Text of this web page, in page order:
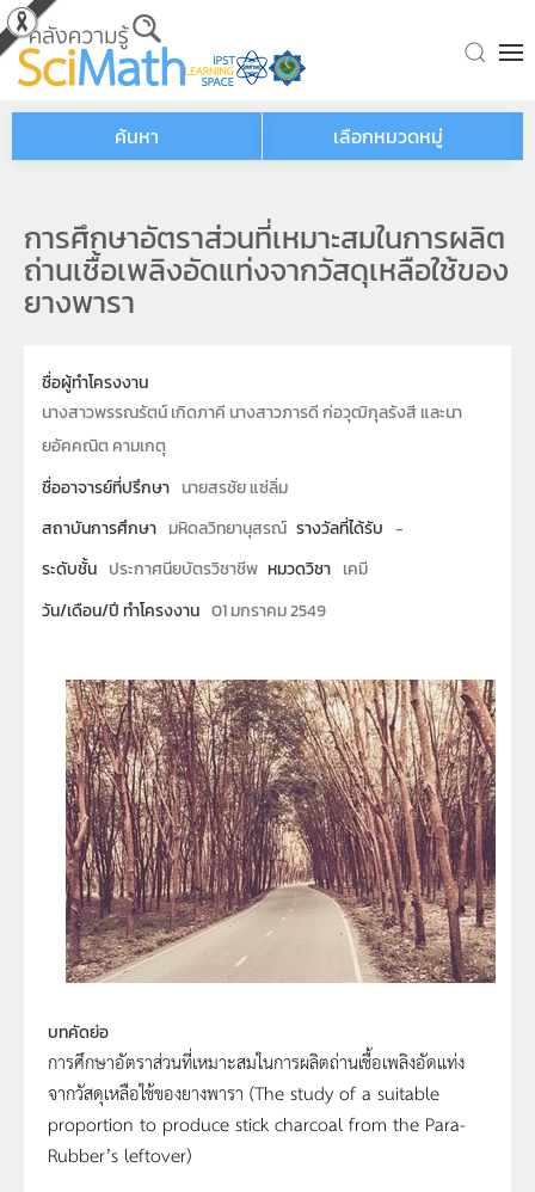
Skip to main content
ค้นหา เลือกหมวดหมู่
การศึกษาอัตราส่วนที่เหมาะสมในการผลิต
ถ่านเชื้อเพลิงอัดแท่งจากวัสดุเหลือใช้ของ
ยางพารา
ชื่อผู้ทำโครงงาน
นางสาวพรรณรัตน์ เกิดภาคี นางสาวภารดี ก่อวุฒิกุลรังสี และนา
ยอัคคณิต คามเกตุ
ชื่ออาจารย์ที่ปรึกษา นายสรชัย แซ่ลิ่ม
สถาบันการศึกษา มหิดลวิทยานุสรณ์ รางวัลที่ได้รับ -
ระดับชั้น ประกาศนียบัตรวิชาชีพ หมวดวิชา เคมี
วัน/เดือน/ปี ทำโครงงาน 01 มกราคม 2549
บทคัดย่อ
การศึกษาอัตราส่วนที่เหมาะสมในการผลิตถ่านเชื้อเพลิงอัดแท่ง
จากวัสดุเหลือใช้ของยางพารา (The study of a suitable
proportion to produce stick charcoal from the Para-
Rubber’s leftover)